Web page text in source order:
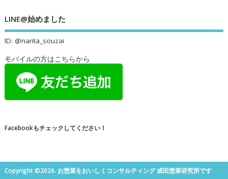
LINE@始めました
ID: @narita_souzai
モバイルの方はこちらから
Facebookもチェックしてください！
Copyright ©2026. お惣菜をおいしくコンサルティング 成田惣菜研究所です